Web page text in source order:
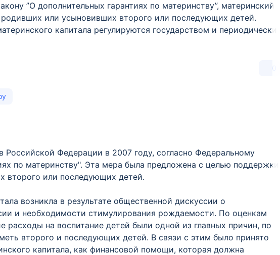
”О дополнительных гарантиях по материнству”, материнский
родивших или усыновивших второго или последующих детей.
капитала регулируются государством и периодически
0
Российской Федерации в 2007 году, согласно Федеральному
по материнству". Эта мера была предложена с целью поддержки
второго или последующих детей.
возникла в результате общественной дискуссии о
и необходимости стимулирования рождаемости. По оценкам
расходы на воспитание детей были одной из главных причин, по
второго и последующих детей. В связи с этим было принято
капитала, как финансовой помощи, которая должна